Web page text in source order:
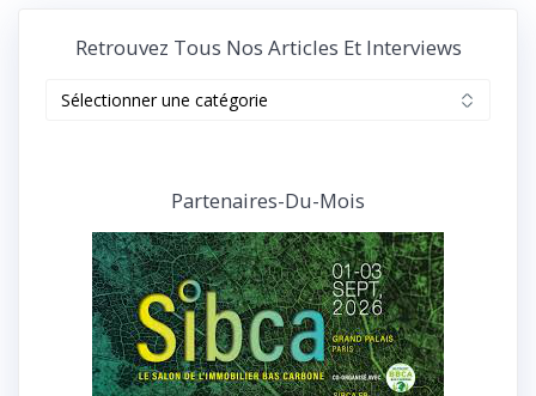
Retrouvez Tous Nos Articles Et Interviews
interviews
Partenaires-Du-Mois